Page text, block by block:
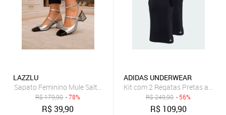
LAZZLU
Sapato Feminino Mule Salto Bloco Grosso Bico Quadrado Prata
R$179,90 - 78%
R$39,90
ADIDAS UNDERWEAR
Kit com 2 Regatas Pretas
R$249,90 - 56%
R$ 109,90